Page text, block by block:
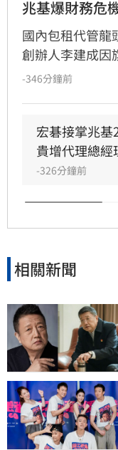
兆基爆財務危
國內包租代管龍
創辦人李建成因
口辭去董座，引
法人，與前述
押金挪用情事
核，強調營運
向永續經營，
言，公司將保
戶權益。
-346分鐘前
宏碁接掌兆基
貴增代理總經
-326分鐘前
相關新聞